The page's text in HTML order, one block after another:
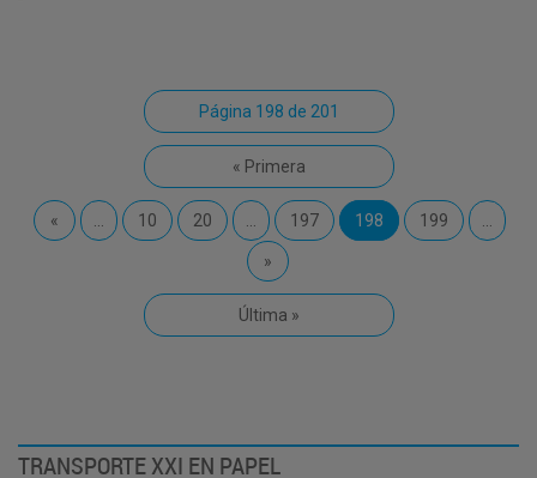
Página 198 de 201
« Primera
« 10 20 197 198 199
»
Última »
TRANSPORTE XXI EN PAPEL